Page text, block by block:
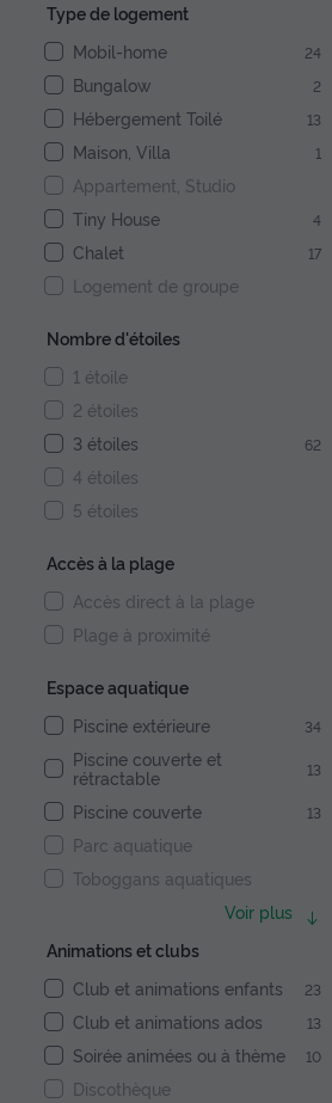
Type de logement
Mobil-home
24
Bungalow 2
Hébergement Toilé 13
Maison, Villa 1
Appartement, Studio
Tiny House
4
Chalet 17
Logement de groupe
Nombre d'étoiles
1 étoile
2 étoiles
3 étoiles
62
4 étoiles
5 étoiles
Accès à la plage
Accès direct à la plage
Plage à proximité
Espace aquatique
Piscine extérieure
34
Piscine couverte et
rétractable
13
Piscine couverte 13
Parc aquatique
Toboggans aquatiques
Voir plus
Animations et clubs
Club et animations enfants
23
Club et animations ados 13
Soirée animées ou à thème 10
Discothèque